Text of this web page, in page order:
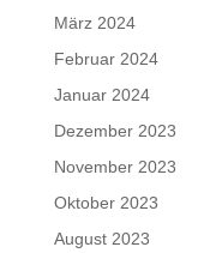
März 2024
Februar 2024
Januar 2024
Dezember 2023
November 2023
Oktober 2023
August 2023